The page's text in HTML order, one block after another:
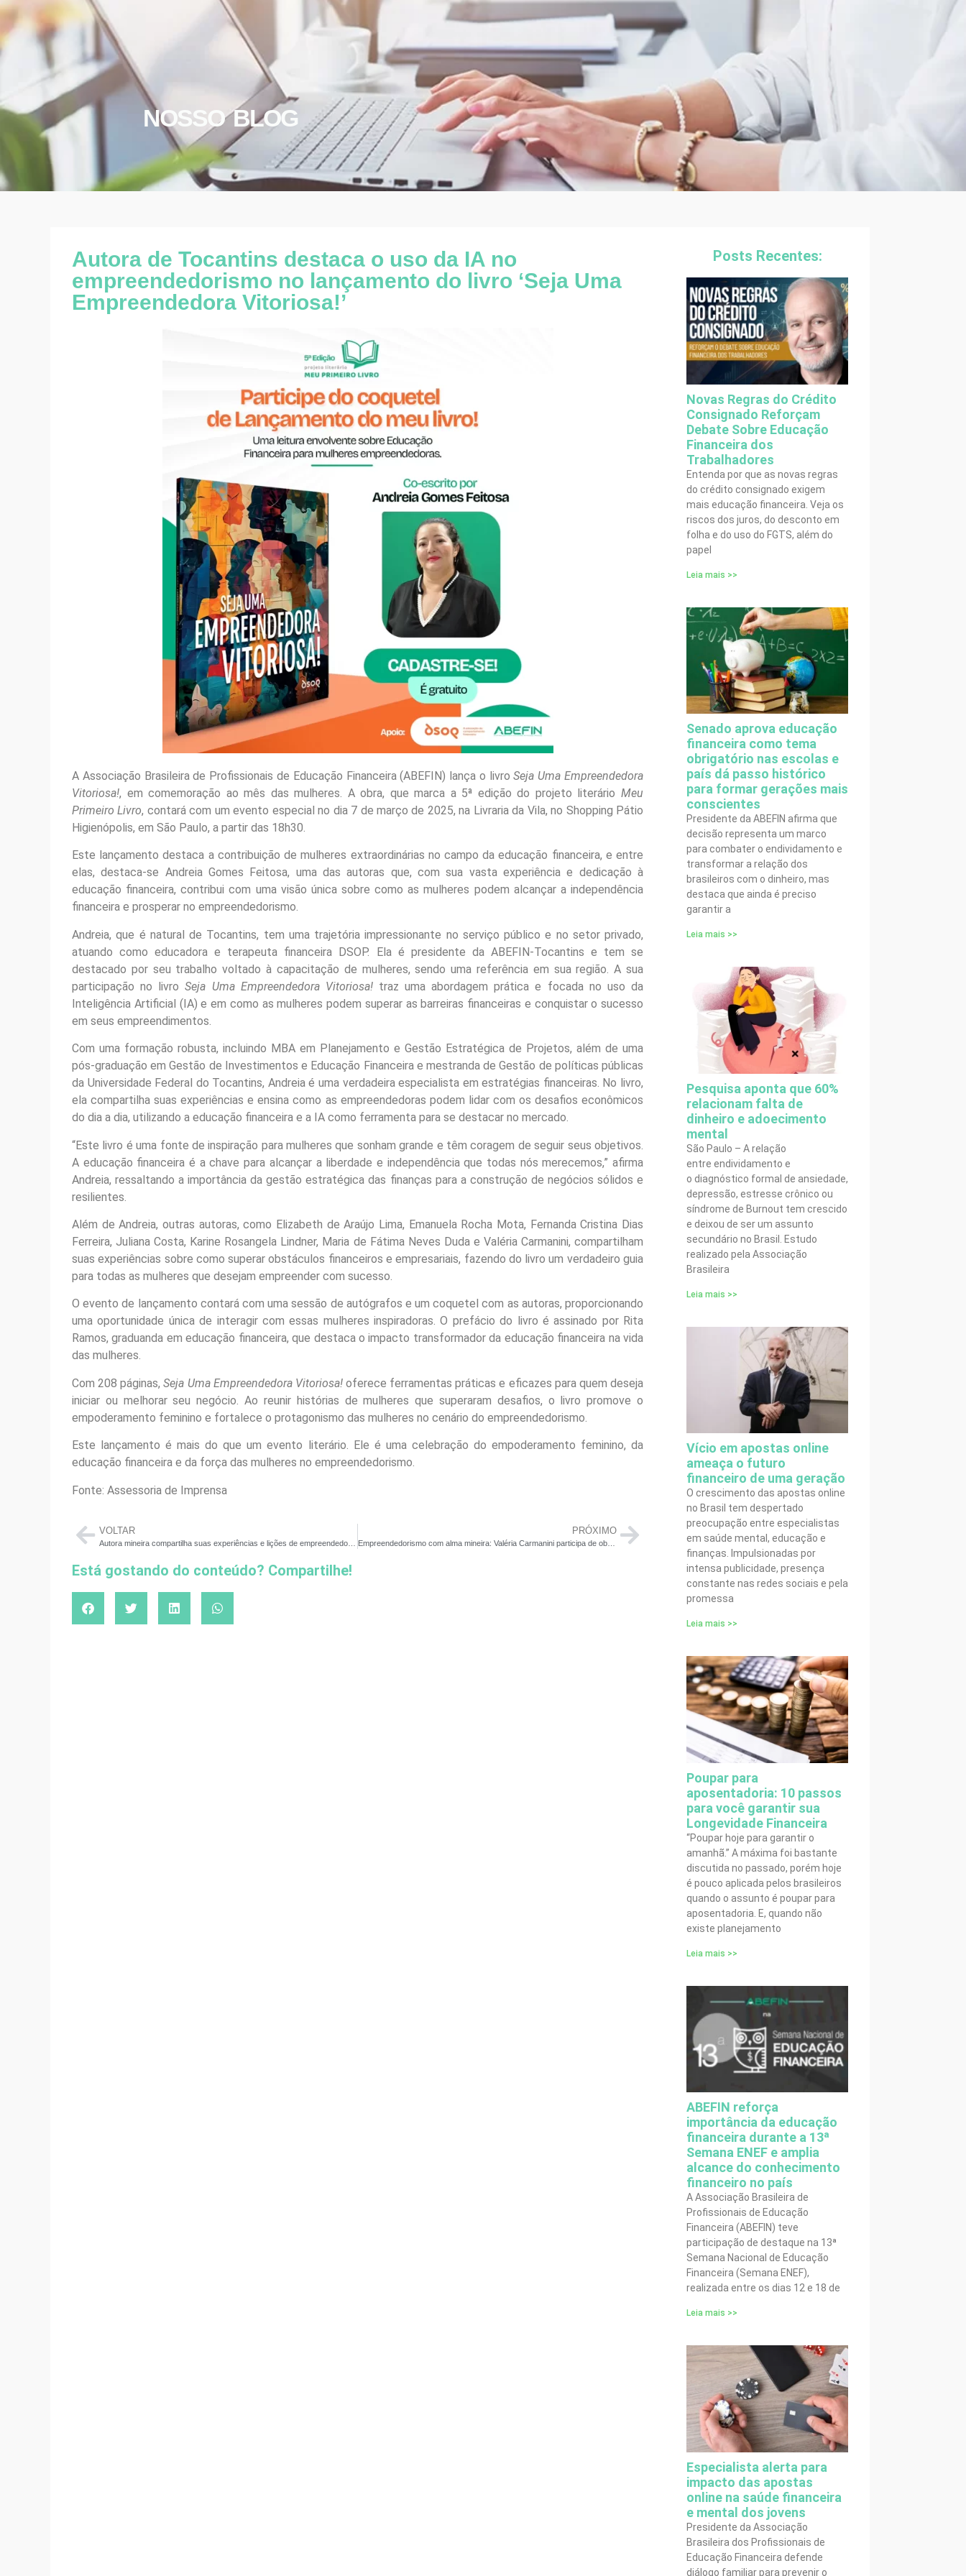
NOSSO BLOG
Autora de Tocantins destaca o uso da IA no
empreendedorismo no lançamento do livro ‘Seja Uma
Empreendedora Vitoriosa!’
A Associação Brasileira de Profissionais de Educação Financeira (ABEFIN) lança o livroSeja Uma Empreendedora
Vitoriosa!, em comemoração ao mês das mulheres. A obra, que marca a 5ª edição do projeto literário Meu
Primeiro Livro, contará com um evento especial no dia 7 de março de 2025, na Livraria da Vila, no Shopping Pátio
Higienópolis, em São Paulo, a partir das 18h30.
Este lançamento destaca a contribuição de mulheres extraordinárias no campo da educação financeira, e entre
elas, destaca-se Andreia Gomes Feitosa, uma das autoras que, com sua vasta experiência e dedicação à
educação financeira, contribui com uma visão única sobre como as mulheres podem alcançar a independência
financeira e prosperar no empreendedorismo.
Andreia, que é natural de Tocantins, tem uma trajetória impressionante no serviço público e no setor privado,
atuando como educadora e terapeuta financeira DSOP. Ela é presidente da ABEFIN-Tocantins e tem se
destacado por seu trabalho voltado à capacitação de mulheres, sendo uma referência em sua região. A sua
participação no livroSeja Uma Empreendedora Vitoriosa!traz uma abordagem prática e focada no uso da
Inteligência Artificial (IA) e em como as mulheres podem superar as barreiras financeiras e conquistar o sucesso
em seus empreendimentos.
Com uma formação robusta, incluindo MBA em Planejamento e Gestão Estratégica de Projetos, além de uma
pós-graduação em Gestão de Investimentos e Educação Financeira e mestranda de Gestão de políticas públicas
da Universidade Federal do Tocantins, Andreia é uma verdadeira especialista em estratégias financeiras. No livro,
ela compartilha suas experiências e ensina como as empreendedoras podem lidar com os desafios econômicos
do dia a dia, utilizando a educação financeira e a IA como ferramenta para se destacar no mercado.
“Este livro é uma fonte de inspiração para mulheres que sonham grande e têm coragem de seguir seus objetivos.
A educação financeira é a chave para alcançar a liberdade e independência que todas nós merecemos,” afirma
Andreia, ressaltando a importância da gestão estratégica das finanças para a construção de negócios sólidos e
resilientes.
Além de Andreia, outras autoras, como Elizabeth de Araújo Lima, Emanuela Rocha Mota, Fernanda Cristina Dias
Ferreira, Juliana Costa, Karine Rosangela Lindner, Maria de Fátima Neves Duda e Valéria Carmanini, compartilham
suas experiências sobre como superar obstáculos financeiros e empresariais, fazendo do livro um verdadeiro guia
para todas as mulheres que desejam empreender com sucesso.
O evento de lançamento contará com uma sessão de autógrafos e um coquetel com as autoras, proporcionando
uma oportunidade única de interagir com essas mulheres inspiradoras. O prefácio do livro é assinado por Rita
Ramos, graduanda em educação financeira, que destaca o impacto transformador da educação financeira na vida
das mulheres.
Com 208 páginas,Seja Uma Empreendedora Vitoriosa!oferece ferramentas práticas e eficazes para quem deseja
iniciar ou melhorar seu negócio. Ao reunir histórias de mulheres que superaram desafios, o livro promove o
empoderamento feminino e fortalece o protagonismo das mulheres no cenário do empreendedorismo.
Este lançamento é mais do que um evento literário. Ele é uma celebração do empoderamento feminino, da
educação financeira e da força das mulheres no empreendedorismo.
Fonte: Assessoria de Imprensa
VOLTAR
Autora mineira compartilha suas experiências e lições de empreendedorismo no lançamento ‘Seja Uma Empreendedora Vitoriosa!'”
PRÓXIMO
Está gostando do conteúdo? Compartilhe!
Posts Recentes:
Novas Regras do Crédito
Consignado Reforçam
Debate Sobre Educação
Financeira dos
Trabalhadores
Entenda por que as novas regras
do crédito consignado exigem
mais educação financeira. Veja os
riscos dos juros, do desconto em
folha e do uso do FGTS, além do
papel
Leia mais >>
Senado aprova educação
financeira como tema
obrigatório nas escolas e
país dá passo histórico
para formar gerações mais
conscientes
Presidente da ABEFIN afirma que
decisão representa um marco
para combater o endividamento e
transformar a relação dos
brasileiros com o dinheiro, mas
destaca que ainda é preciso
garantir a
Leia mais >>
Pesquisa aponta que 60%
relacionam falta de
dinheiro e adoecimento
mental
São Paulo – A relação
entre endividamento e
o diagnóstico formal de ansiedade,
depressão, estresse crônico ou
síndrome de Burnout tem crescido
e deixou de ser um assunto
secundário no Brasil. Estudo
realizado pela Associação
Brasileira
Leia mais >>
Vício em apostas online
ameaça o futuro
financeiro de uma geração
O crescimento das apostas online
no Brasil tem despertado
preocupação entre especialistas
em saúde mental, educação e
finanças. Impulsionadas por
intensa publicidade, presença
constante nas redes sociais e pela
promessa
Leia mais >>
Poupar para
aposentadoria: 10 passos
para você garantir sua
Longevidade Financeira
“Poupar hoje para garantir o
amanhã.” A máxima foi bastante
discutida no passado, porém hoje
é pouco aplicada pelos brasileiros
quando o assunto é poupar para
aposentadoria. E, quando não
existe planejamento
Leia mais >>
ABEFIN reforça
importância da educação
financeira durante a 13ª
Semana ENEF e amplia
alcance do conhecimento
financeiro no país
A Associação Brasileira de
Profissionais de Educação
Financeira (ABEFIN) teve
participação de destaque na 13ª
Semana Nacional de Educação
Financeira (Semana ENEF),
realizada entre os dias 12 e 18 de
Leia mais >>
Especialista alerta para
impacto das apostas
online na saúde financeira
e mental dos jovens
Presidente da Associação
Brasileira dos Profissionais de
Educação Financeira defende
diálogo familiar para prevenir o